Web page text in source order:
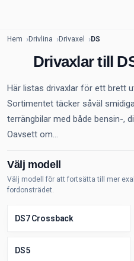
Hem Drivlina Drivaxel DS
Drivaxlar till
Här listas drivaxlar för ett brett
Sortimentet täcker såväl
terrängbilar med både bensin-,
Oavsett om...
Välj modell
Välj modell för att fortsätta till mer
fordonsträdet.
DS7 Crossback
DS5